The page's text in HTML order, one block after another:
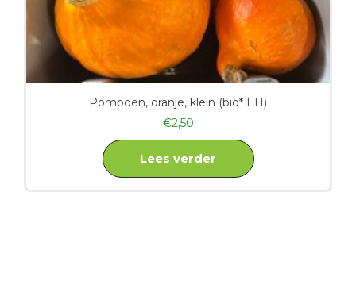
Pompoen, oranje, klein (bio* EH)
€2,50
Lees verder